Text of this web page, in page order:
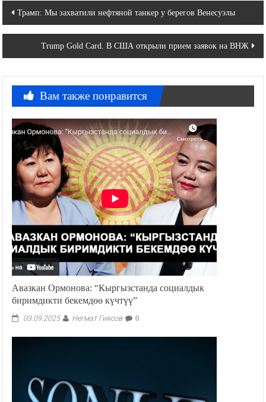
Навигация
по
записям
Трамп: Мы захватили нефтяной танкер у берегов Венесуэлы
Trump Gold Card. В США открыли прием заявок на ВНЖ
Вам также понравится
Авазкан Ормонова: “Кыргызстанда социалдык
биримдикти бекемдөө күчтүү”
03.09.2025 Негмат Гиясов 0